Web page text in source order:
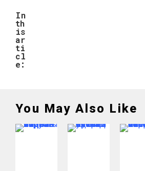
In
th
is
ar
ti
cl
e:
You May Also Like